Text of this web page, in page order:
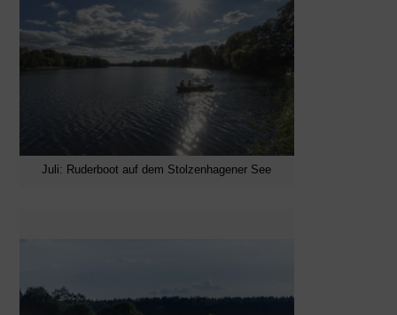
Juli: Ruderboot auf dem Stolzenhagener See